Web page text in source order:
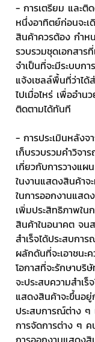
- การเตรียม และติ
หนึ่งอาทิตย์ก่อนจะเ
สินค้าควรต้อง กำห
รวบรวมชุดเอกสาร
จำเป็นที่จะมีระบบก
แจ้งเซลล์พื้นที่ว่าได้
ไปเมื่อไหร่ เพื่ออำน
ติดตามได้ทันที
- การประเมินหลัง
เก็บรวบรวมคำวิจ
เกี่ยวกับการวางแผ
ในงานแสดงสินค้าจ
ในการออกงานแสด
เพิ่มประสิทธิภาพใน
สินค้าในอนาคต จน
สำเร็จได้ประสบกา
ผลักดันที่จะเอาชนะ
โอกาสที่จะรักษาบริ
จะประสบความสำเร็
แสดงสินค้าจะขึ้นอยู่
ประสบการณ์ต่าง ๆ
การจัดการต่าง ๆ ค